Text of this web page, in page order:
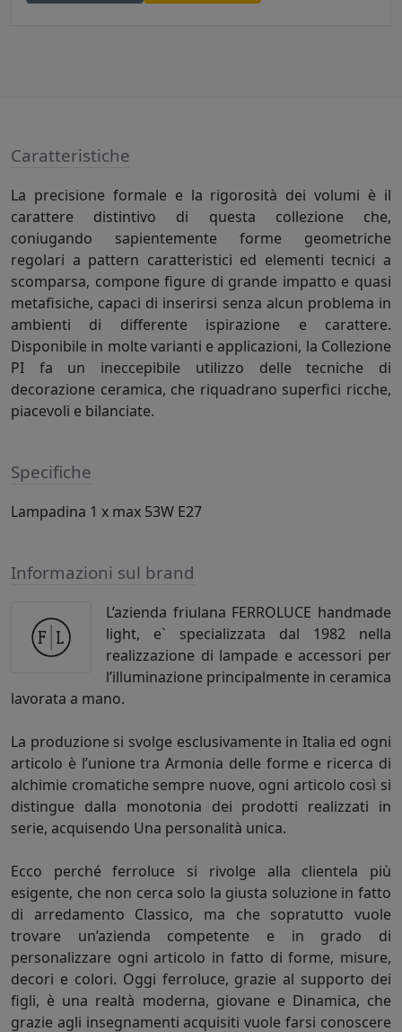
Caratteristiche
La precisione formale e la rigorosità dei volumi è il
carattere distintivo di questa collezione che,
coniugando sapientemente forme geometriche
regolari a pattern caratteristici ed elementi tecnici a
scomparsa, compone figure di grande impatto e quasi
metafisiche, capaci di inserirsi senza alcun problema in
ambienti di differente ispirazione e carattere.
Disponibile in molte varianti e applicazioni, la Collezione
PI fa un ineccepibile utilizzo delle tecniche di
decorazione ceramica, che riquadrano superfici ricche,
piacevoli e bilanciate.
Specifiche
Lampadina 1 x max 53W E27
Informazioni sul brand
L’azienda friulana FERROLUCE handmade
light, e` specializzata dal 1982 nella
realizzazione di lampade e accessori per
l’illuminazione principalmente in ceramica
lavorata a mano.
La produzione si svolge esclusivamente in Italia ed ogni
articolo è l’unione tra Armonia delle forme e ricerca di
alchimie cromatiche sempre nuove, ogni articolo così si
distingue dalla monotonia dei prodotti realizzati in
serie, acquisendo Una personalità unica.
Ecco perché ferroluce si rivolge alla clientela più
esigente, che non cerca solo la giusta soluzione in fatto
di arredamento Classico, ma che sopratutto vuole
trovare un’azienda competente e in grado di
personalizzare ogni articolo in fatto di forme, misure,
decori e colori. Oggi ferroluce, grazie al supporto dei
figli, è una realtà moderna, giovane e Dinamica, che
grazie agli insegnamenti acquisiti vuole farsi conoscere